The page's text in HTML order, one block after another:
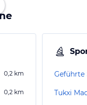
0,2 km
0,2 km Tukxi